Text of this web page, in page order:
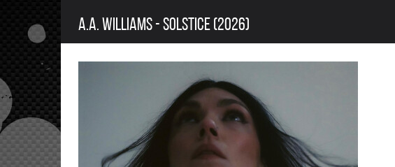
A.A. WILLIAMS - SOLSTICE (2026)